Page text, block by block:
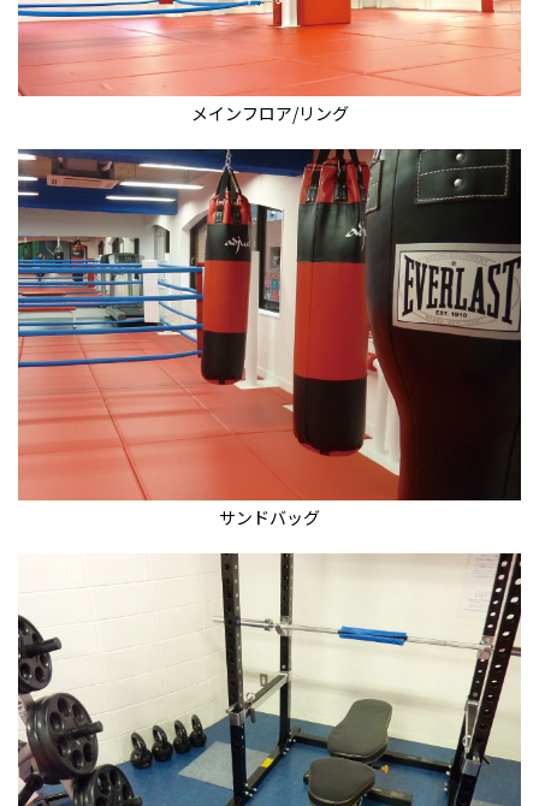
メインフロア/リング
サンドバッグ